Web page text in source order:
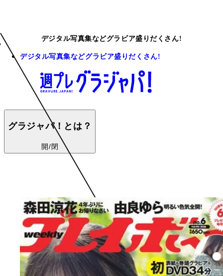
デジタル写真集などグラビア盛りだくさん!
デジタル写真集などグラビア盛りだくさん!
グラジャパ！とは？
開/閉